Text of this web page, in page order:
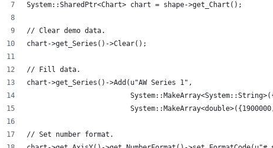
System::SharedPtr<Chart> chart = shape->get_Chart();
// Clear demo data.
chart->get_Series()->Clear();
// Fill data.
chart->get_Series()->Add(u"AW Series 1",
// Set number format.